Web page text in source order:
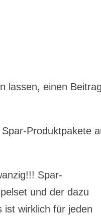
lassen, einen Beitrag
Produktpakete
Spar-
und der dazu
ist wirklich für jeden